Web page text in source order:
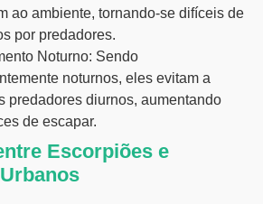
ao ambiente, tornando-se difíceis de
por predadores.
Noturno: Sendo
noturnos, eles evitam a
predadores diurnos, aumentando
de escapar.
Escorpiões e